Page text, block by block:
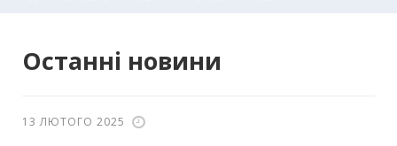
Останні новини
13 ЛЮТОГО 2025